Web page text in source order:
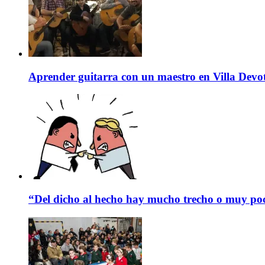
Aprender guitarra con un maestro en Villa
“Del dicho al hecho hay mucho trecho o muy